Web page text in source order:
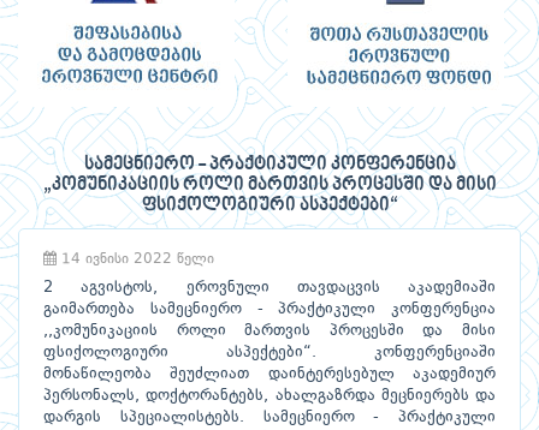
სამეცნიერო - პრაქტიკული კონფერენცია
„კომუნიკაციის როლი მართვის პროცესში და მისი
ფსიქოლოგიური ასპექტები“
14 ივნისი 2022 წელი
2 აგვისტოს, ეროვნული თავდაცვის აკადემიაში
გაიმართება სამეცნიერო - პრაქტიკული კონფერენცია
,,კომუნიკაციის როლი მართვის პროცესში და მისი
ფსიქოლოგიური ასპექტები“. კონფერენციაში
მონაწილეობა შეუძლიათ დაინტერესებულ აკადემიურ
პერსონალს, დოქტორანტებს, ახალგაზრდა მეცნიერებს და
დარგის სპეციალისტებს. სამეცნიერო - პრაქტიკული